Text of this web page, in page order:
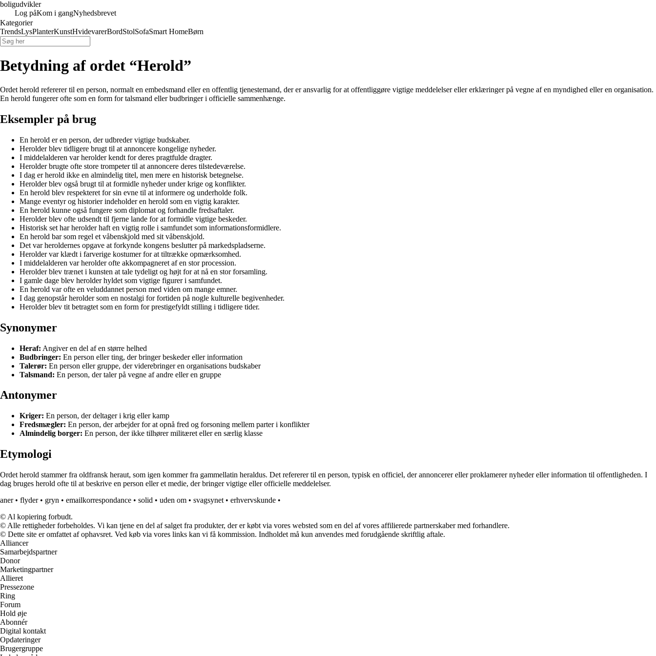
boligudvikler
Log påKom i gangNyhedsbrevet
Kategorier
TrendsLysPlanterKunstHvidevarerBordStolSofaSmart HomeBørn
Betydning af ordet “Herold”
Ordet herold refererer til en person, normalt en embedsmand eller en offentlig tjenestemand, der er ansvarlig for at offentliggøre vigtige meddelelser eller erklæringer på vegne af en myndighed eller en organisation.
En herold fungerer ofte som en form for talsmand eller budbringer i officielle sammenhænge.
Eksempler på brug
En herold er en person, der udbreder vigtige budskaber.
Herolder blev tidligere brugt til at annoncere kongelige nyheder.
I middelalderen var herolder kendt for deres pragtfulde dragter.
Herolder brugte ofte store trompeter til at annoncere deres tilstedeværelse.
I dag er herold ikke en almindelig titel, men mere en historisk betegnelse.
Herolder blev også brugt til at formidle nyheder under krige og konflikter.
En herold blev respekteret for sin evne til at informere og underholde folk.
Mange eventyr og historier indeholder en herold som en vigtig karakter.
En herold kunne også fungere som diplomat og forhandle fredsaftaler.
Herolder blev ofte udsendt til fjerne lande for at formidle vigtige beskeder.
Historisk set har herolder haft en vigtig rolle i samfundet som informationsformidlere.
En herold bar som regel et våbenskjold med sit våbenskjold.
Det var heroldernes opgave at forkynde kongens beslutter på markedspladserne.
Herolder var klædt i farverige kostumer for at tiltrække opmærksomhed.
I middelalderen var herolder ofte akkompagneret af en stor procession.
Herolder blev trænet i kunsten at tale tydeligt og højt for at nå en stor forsamling.
I gamle dage blev herolder hyldet som vigtige figurer i samfundet.
En herold var ofte en veluddannet person med viden om mange emner.
I dag genopstår herolder som en nostalgi for fortiden på nogle kulturelle begivenheder.
Herolder blev tit betragtet som en form for prestigefyldt stilling i tidligere tider.
Synonymer
Heraf: Angiver en del af en større helhed
Budbringer: En person eller ting, der bringer beskeder eller information
Talerør: En person eller gruppe, der viderebringer en organisations budskaber
Talsmand: En person, der taler på vegne af andre eller en gruppe
Antonymer
Kriger: En person, der deltager i krig eller kamp
Fredsmægler: En person, der arbejder for at opnå fred og forsoning mellem parter i konflikter
Almindelig borger: En person, der ikke tilhører militæret eller en særlig klasse
Etymologi
Ordet herold stammer fra oldfransk heraut, som igen kommer fra gammellatin heraldus. Det refererer til en person, typisk en officiel, der annoncerer eller proklamerer nyheder eller information til offentligheden. I
dag bruges herold ofte til at beskrive en person eller et medie, der bringer vigtige eller officielle meddelelser.
aner• flyder• gryn • emailkorrespondance • solid • uden om • svagsynet • erhvervskunde •
© Al kopiering forbudt.
© Alle rettigheder forbeholdes. Vi kan tjene en del af salget fra produkter, der er købt via vores websted som en del af vores affilierede partnerskaber med forhandlere.
© Dette site er omfattet af ophavsret. Ved køb via vores links kan vi få kommission. Indholdet må kun anvendes med forudgående skriftlig aftale.
Alliancer
Samarbejdspartner
Donor
Marketingpartner
Allieret
Pressezone
Ring
Forum
Hold øje
Abonnér
Digital kontakt
Opdateringer
Brugergruppe